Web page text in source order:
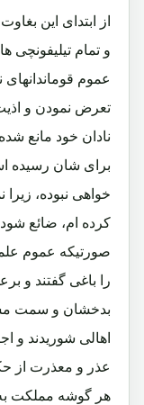
از ابتدای این
و تمام تیلیفونچی
عموم قوماندانهای
تعرض نمودن و
نادان خود مانع
برای شان رسیده
خواهی نبوده، زیرا
کرده ام، ضائع
صورتیکه عموم
را باغی گفتند و
بدخشان و سمت
اهالی شوریدند و
عذر و معذرت از
هر گوشه مملکت